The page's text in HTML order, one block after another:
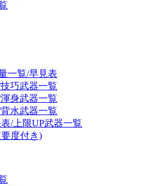
一覧/早見表
巧武器一覧
身武器一覧
水武器一覧
/上限UP武器一覧
度付き)